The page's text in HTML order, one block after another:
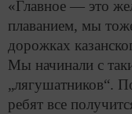
«Главное — это
плаванием, мы
дорожках
Мы начинали с
„лягушатников“.
ребят все